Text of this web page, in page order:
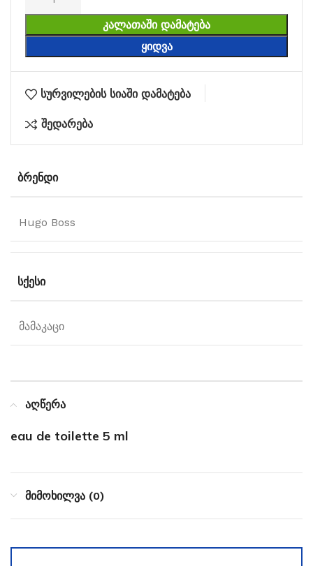
ᲙᲐᲚᲐᲗᲐᲨᲘ ᲓᲐᲛᲐᲢᲔᲑᲐ
ᲧᲘᲓᲕᲐ
სურვილების სიაში დამატება
შედარება
ᲑᲠᲔᲜᲓᲘ
Hugo Boss
ᲡᲥᲔᲡᲘ
მამაკაცი
აღწერა
eau de toilette 5 ml
მიმოხილვა (0)